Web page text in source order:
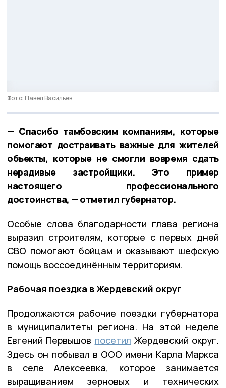
Фото: Павел Васильев
— Спасибо тамбовским компаниям, которые
помогают достраивать важные для жителей
объекты, которые не смогли вовремя сдать
нерадивые застройщики. Это пример
настоящего профессионального
достоинства, — отметил губернатор.
Особые слова благодарности глава региона
выразил строителям, которые с первых дней
СВО помогают бойцам и оказывают шефскую
помощь воссоединённым территориям.
Рабочая поездка в Жердевский округ
Продолжаются рабочие поездки губернатора
в муниципалитеты региона. На этой неделе
Евгений Первышов посетил Жердевский округ.
Здесь он побывал в ООО имени Карла Маркса
в селе Алексеевка, которое занимается
выращиванием зерновых и технических